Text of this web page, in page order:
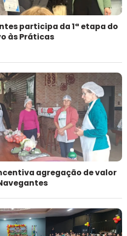
participa da 1ª etapa do
às Práticas
agregação de valor